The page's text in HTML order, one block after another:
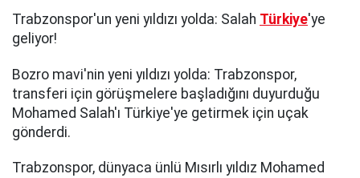
Trabzonspor'un yeni yıldızı yolda: Salah Türkiye'ye
geliyor!
Bozro mavi'nin yeni yıldızı yolda: Trabzonspor,
transferi için görüşmelere başladığını duyurduğu
Mohamed Salah'ı Türkiye'ye getirmek için uçak
gönderdi.
Trabzonspor, dünyaca ünlü Mısırlı yıldız Mohamed